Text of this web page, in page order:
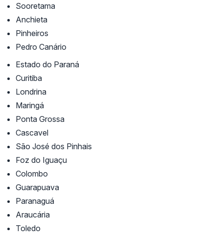
Sooretama
Anchieta
Pinheiros
Pedro Canário
Estado do Paraná
Curitiba
Londrina
Maringá
Ponta Grossa
Cascavel
São José dos Pinhais
Foz do Iguaçu
Colombo
Guarapuava
Paranaguá
Araucária
Toledo